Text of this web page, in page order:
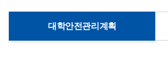
대학안전관리계획